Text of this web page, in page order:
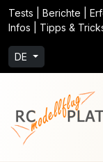
Tests | Berichte |
Infos | Tipps &
DE